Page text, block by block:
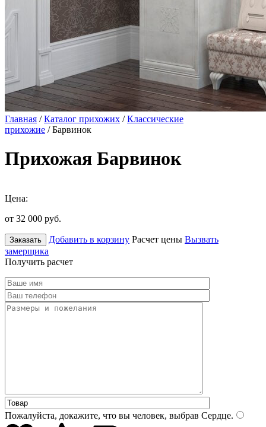
Главная /Каталог прихожих /Классические
прихожие / Барвинок
Прихожая Барвинок
Цена:
от 32 000 руб.
Заказать Добавить в корзину Расчет цены Вызвать
замерщика
Получить расчет
Пожалуйста, докажите, что вы человек, выбрав Сердце.